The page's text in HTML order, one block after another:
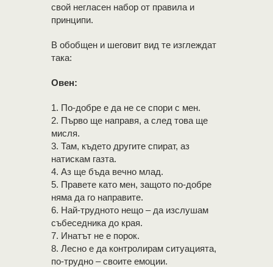
свой негласен набор от правила и
принципи.
В обобщен и шеговит вид те изглеждат
така:
Овен:
1. По-добре е да не се спори с мен.
2. Първо ще направя, а след това ще
мисля.
3. Там, където другите спират, аз
натискам газта.
4. Аз ще бъда вечно млад.
5. Правете като мен, защото по-добре
няма да го направите.
6. Най-трудното нещо – да изслушам
събеседника до края.
7. Инатът не е порок.
8. Лесно е да контролирам ситуацията,
по-трудно – своите емоции.